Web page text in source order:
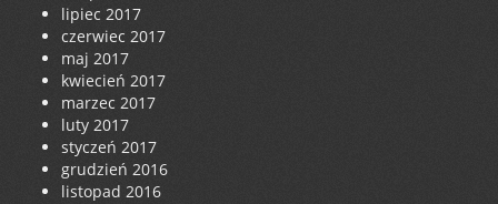
lipiec 2017
czerwiec 2017
maj 2017
kwiecień 2017
marzec 2017
luty 2017
styczeń 2017
grudzień 2016
listopad 2016